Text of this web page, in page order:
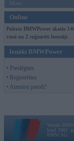
Moto
Online
Pašreiz BMWPower skatās
viesi un 2 reģistrēti lietotāji.
Ienākt BMWPower
• Pieslēgties
• Reģistrēties
• Aizmirsi paroli?
Vortāls
kopš 2002.
BMW AG.